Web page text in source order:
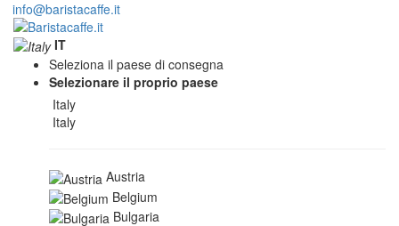
info@baristacaffe.it
IT
Seleziona il paese di consegna
Selezionare il proprio paese
Italy
Italy
Austria
Belgium
Bulgaria